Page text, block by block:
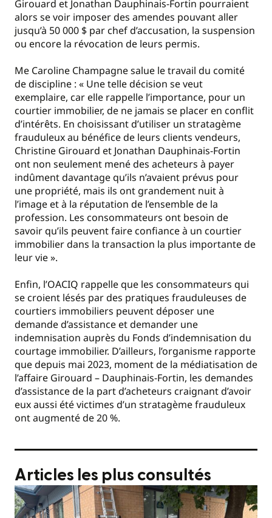
Girouard et Jonathan Dauphinais-Fortin pourraient
alors se voir imposer des amendes pouvant aller
jusqu’à 50 000 $ par chef d’accusation, la suspension
ou encore la révocation de leurs permis.
Me Caroline Champagne salue le travail du comité
de discipline : « Une telle décision se veut
exemplaire, car elle rappelle l’importance, pour un
courtier immobilier, de ne jamais se placer en conflit
d’intérêts. En choisissant d’utiliser un stratagème
frauduleux au bénéfice de leurs clients vendeurs,
Christine Girouard et Jonathan Dauphinais-Fortin
ont non seulement mené des acheteurs à payer
indûment davantage qu’ils n’avaient prévus pour
une propriété, mais ils ont grandement nuit à
l’image et à la réputation de l’ensemble de la
profession. Les consommateurs ont besoin de
savoir qu’ils peuvent faire confiance à un courtier
immobilier dans la transaction la plus importante de
leur vie ».
Enfin, l’OACIQ rappelle que les consommateurs qui
se croient lésés par des pratiques frauduleuses de
courtiers immobiliers peuvent déposer une
demande d’assistance et demander une
indemnisation auprès du Fonds d’indemnisation du
courtage immobilier. D’ailleurs, l’organisme rapporte
que depuis mai 2023, moment de la médiatisation de
l’affaire Girouard – Dauphinais-Fortin, les demandes
d’assistance de la part d’acheteurs craignant d’avoir
eux aussi été victimes d’un stratagème frauduleux
ont augmenté de 20 %.
Articles les plus consultés